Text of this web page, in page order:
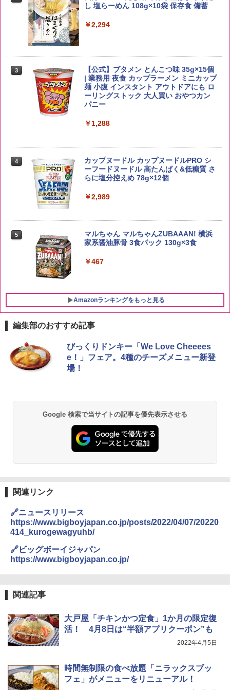
2
野沢農産 無洗米 青い流るる コシヒカリ
5kg 長野県産 令和7年産
￥3,325
3
【在庫処分価格】ももたろう印 無洗米 5
kg 業務用 お米マイスターブレンド
￥2,680
4
by Amazon あきたこまちブレンド 無洗
米 5kg
￥3,396
5 新潟県産新之助 無洗米 5kg 令和7年産
￥4,536
角瓶 2700ml サントリー ウイスキー ハ
イボール 大容量
角ハイボール 350ml×24本 サントリー ウ
イスキー ハイボール 缶
4
トリスウイスキー 4000ml サントリー 大
容量 4リットル
5
サントリー シングルモルト ウイスキー
白州 Story of the Distillery 2026 化粧箱
入 700ml
￥20,000
し 塩らーめん 108g×10袋 保存食 備蓄
￥2,294
3
【公式】ブタメン とんこつ味 35g×15個
| 業務用 夜食 カップラーメン ミニカップ
麺 小腹 インスタント アウトドアにも ロ
ーリングストック 大人買い おやつカン
パニー
￥1,288
4
カップヌードル カップヌードルPRO シ
ーフードヌードル 高たんぱく&低糖質 さ
らに塩分控えめ 78g×12個
￥2,989
5
マルちゃん マルちゃんZUBAAAN! 横浜
家系醤油豚骨 3食パック 130g×3食
￥467
Amazonランキングをもっと見る
1
シャープ 過熱水蒸気 オーブンレンジ 23
L 1段調理 ブラック RE-WF232-B シンプ
ル操作 コンパクト 一人暮らし 二人暮ら
[山善] スチームオーブンレンジ 25L 一人
暮らし 二人暮らし フラットテーブル ス
チーム調理 自動メニュー19種搭載 角皿
3
[山善] スチームオーブンレンジ 省エネ
高効率 15L 一人暮らし 二人暮らし スチ
ーム調理 フラットテーブル トースト機
能 自動メニュー33種 簡単お手入れ ブラ
ック YRZ-WF150TV(B)
4
TOSHIBA(東芝) スチームオーブンレン
ジ 石窯ドーム ER-D80A(K) ブラック 25
0℃ 1段調理 フラットテーブル 電子レン
ジ 赤外線センサー ノンフライ調理 簡単
らし ファミリー
￥34,546
編集部のおすすめ記事
びっくりドンキー「We Love Cheeees
e！」フェア。4種のチーズメニュー新登
場！
Google 検索で当サイトの記事を優先表示させる
関連リンク
🔗ニュースリリース
https://www.bigboyjapan.co.jp/posts/2022/04/07/20220
414_kurogewagyuhb/
🔗ビッグボーイジャパン
https://www.bigboyjapan.co.jp/
関連記事
大戸屋「チキンかつ定食」1か月の限定復
活！ 4月8日は“半額アプリクーポン”も
2022年4月5日
時間無制限の食べ放題「ニラックスブッ
フェ」がメニューをリニューアル！